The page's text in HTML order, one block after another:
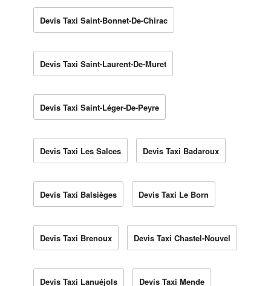
Devis Taxi Saint-Bonnet-De-Chirac
Devis Taxi Saint-Laurent-De-Muret
Devis Taxi Saint-Léger-De-Peyre
Devis Taxi Les Salces Devis Taxi Badaroux
Devis Taxi Balsièges Devis Taxi Le Born
Devis Taxi Brenoux Devis Taxi Chastel-Nouvel
Devis Taxi Lanuéjols Devis Taxi Mende